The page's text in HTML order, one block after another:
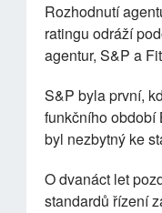
Rozhodnutí
ratingu odráží
agentur, S&P a
S&P byla první,
funkčního období
byl nezbytný ke
O dvanáct let
standardů řízení